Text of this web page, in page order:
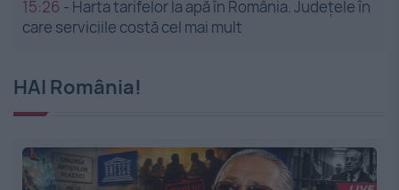
15:26 - Harta tarifelor la apă în România. Județele în
care serviciile costă cel mai mult
HAI România!